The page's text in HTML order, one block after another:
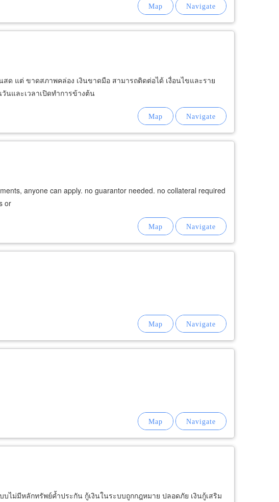
ด แต่ ขาดสภาพคล่อง เงินขาดมือ สามารถติดต่อได้ เงื่อนไขและราย
นและเวลาเปิดทำการข้างต้น
anyone can apply. no guarantor needed. no collateral required
or
ไม่มีหลักทรัพย์ค้ำประกัน กู้เงินในระบบถูกกฎหมาย ปลอดภัย เงินกู้เสริม